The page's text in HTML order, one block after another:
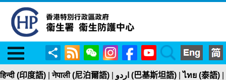
Menu
分
享
RSS WeChatInstagramFacebookYouTubeSearch
हिन्दी (印度語) |नेपाली (尼泊爾語) اردو (巴基斯坦語) |ไทย (泰語)